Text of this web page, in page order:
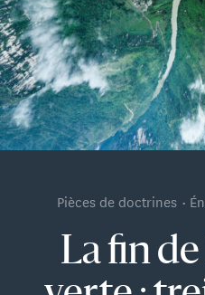
La fin
Pièces de doctrines